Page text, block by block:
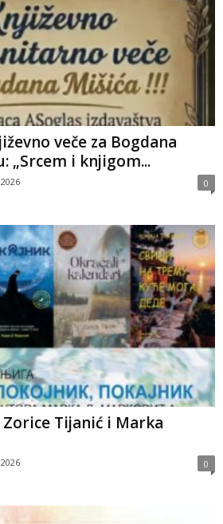
veče za Bogdana
„Srcem i knjigom...
0
Tijanić i Marka
0